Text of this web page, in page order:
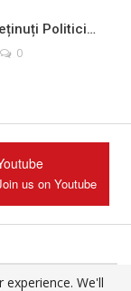
Politici…
0
us on Youtube
We'll